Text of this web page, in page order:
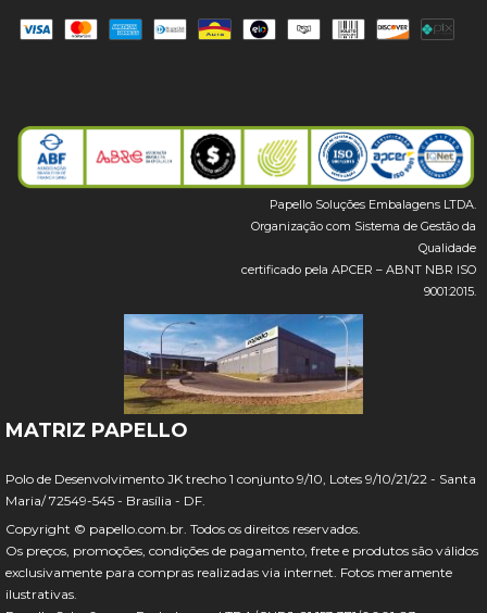
Papello Soluções Embalagens LTDA.
Organização com Sistema de Gestão da
Qualidade
certificado pela APCER – ABNT NBR ISO
9001:2015.
MATRIZ PAPELLO
Polo de Desenvolvimento JK trecho 1 conjunto 9/10, Lotes 9/10/21/22 - Santa
Maria/ 72549-545 - Brasília - DF.
Copyright © papello.com.br. Todos os direitos reservados.
Os preços, promoções, condições de pagamento, frete e produtos são válidos
exclusivamente para compras realizadas via internet. Fotos meramente
ilustrativas.